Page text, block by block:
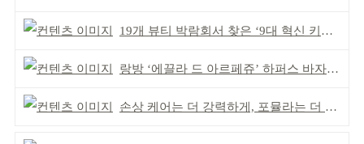
19개 뷰티 박람회서 찾은 ‘9대 혁신 키워드’
랑방 ‘에끌라 드 아르페쥬’ 하퍼스 바자 화보 공개
손상 케어는 더 강력하게, 포뮬라는 더 산뜻하게!